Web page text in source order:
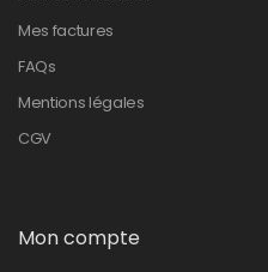
Mes factures
FAQs
Mentions légales
CGV
Mon compte